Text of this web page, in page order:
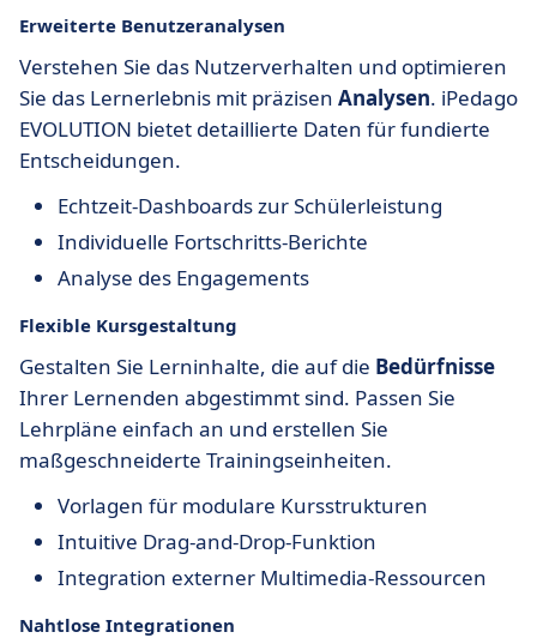
Erweiterte Benutzeranalysen
Verstehen Sie das Nutzerverhalten und optimieren
Sie das Lernerlebnis mit präzisen Analysen. iPedago
EVOLUTION bietet detaillierte Daten für fundierte
Entscheidungen.
Echtzeit-Dashboards zur Schülerleistung
Individuelle Fortschritts-Berichte
Analyse des Engagements
Flexible Kursgestaltung
Gestalten Sie Lerninhalte, die auf die Bedürfnisse
Ihrer Lernenden abgestimmt sind. Passen Sie
Lehrpläne einfach an und erstellen Sie
maßgeschneiderte Trainingseinheiten.
Vorlagen für modulare Kursstrukturen
Intuitive Drag-and-Drop-Funktion
Integration externer Multimedia-Ressourcen
Nahtlose Integrationen